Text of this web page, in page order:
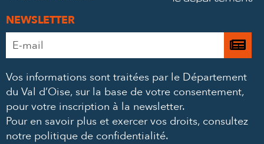
NEWSLETTER
Adresse
e-
*
Je
à
Vos informations sont traitées par le Département
du Val d’Oise, sur la base de votre consentement,
pour votre inscription à la newsletter.
Pour en savoir plus et exercer vos droits, consultez
notre politique de confidentialité.